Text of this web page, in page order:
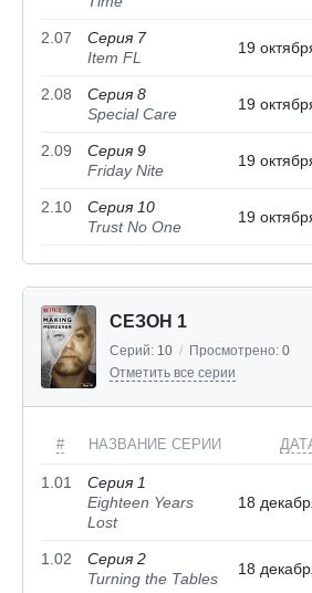
2.07
Серия 7
Item FL
19
2.08
Серия 8
Special Care
19
2.09
Серия 9
Friday Nite
19
2.10
Серия 10
Trust No One
19
СЕЗОН 1
Серий: 10 / Просмотрено: 0
Отметить все серии
# НАЗВАНИЕ СЕРИИ
1.01
Серия 1
Eighteen Years
Lost
18
1.02
Серия 2
Turning the Tables
18